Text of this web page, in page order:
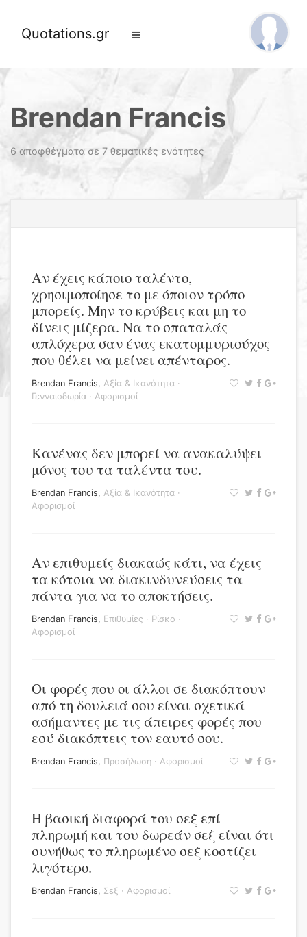
Quotations.gr
Brendan Francis
6 αποφθέγματα σε 7 θεματικές ενότητες
Αν έχεις κάποιο ταλέντο,
χρησιμοποίησε το με όποιον τρόπο
μπορείς. Μην το κρύβεις και μη το
δίνεις μίζερα. Να το σπαταλάς
απλόχερα σαν ένας εκατομμυριούχος
που θέλει να μείνει απένταρος.
Brendan Francis, Αξία & Ικανότητα ·
Γενναιοδωρία · Αφορισμοί
Κανένας δεν μπορεί να ανακαλύψει
μόνος του τα ταλέντα του.
Brendan Francis, Αξία & Ικανότητα ·
Αφορισμοί
Αν επιθυμείς διακαώς κάτι, να έχεις
τα κότσια να διακινδυνεύσεις τα
πάντα για να το αποκτήσεις.
Brendan Francis, Επιθυμίες · Ρίσκο ·
Αφορισμοί
Οι φορές που οι άλλοι σε διακόπτουν
από τη δουλειά σου είναι σχετικά
ασήμαντες με τις άπειρες φορές που
εσύ διακόπτεις τον εαυτό σου.
Brendan Francis, Προσήλωση · Αφορισμοί
Η βασική διαφορά του σεξ επί
πληρωμή και του δωρεάν σεξ είναι ότι
συνήθως το πληρωμένο σεξ κοστίζει
λιγότερο.
Brendan Francis, Σεξ · Αφορισμοί